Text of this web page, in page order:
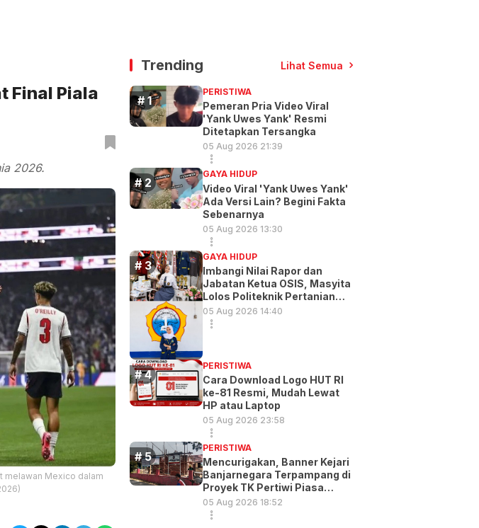
Final Piala
2026.
melawan Mexico dalam
Trending Lihat Semua
PERISTIWA
Pemeran Pria Video Viral
'Yank Uwes Yank' Resmi
Ditetapkan Tersangka
05 Aug 2026 21:39
GAYA HIDUP
Video Viral 'Yank Uwes Yank'
Ada Versi Lain? Begini Fakta
Sebenarnya
05 Aug 2026 13:30
GAYA HIDUP
Imbangi Nilai Rapor dan
Jabatan Ketua OSIS, Masyita
Lolos Politeknik Pertanian
Gowa
05 Aug 2026 14:40
PERISTIWA
Cara Download Logo HUT RI
ke-81 Resmi, Mudah Lewat
HP atau Laptop
05 Aug 2026 23:58
PERISTIWA
Mencurigakan, Banner Kejari
Banjarnegara Terpampang di
Proyek TK Pertiwi Piasa
Wetan
05 Aug 2026 18:52